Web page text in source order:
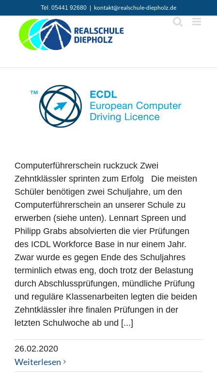
Inhalt
springen
Tel. 05441 92680 kontakt@realschule-diepholz.de
Computerführerschein ruckzuck Zwei
Zehntklässler sprinten zum Erfolg Die meisten
Schüler benötigen zwei Schuljahre, um den
Computerführerschein an unserer Schule zu
erwerben (siehe unten). Lennart Spreen und
Philipp Grabs absolvierten die vier Prüfungen
des ICDL Workforce Base in nur einem Jahr.
Zwar wurde es gegen Ende des Schuljahres
terminlich etwas eng, doch trotz der Belastung
durch Abschlussprüfungen, mündliche Prüfung
und reguläre Klassenarbeiten legten die beiden
Zehntklässler ihre finalen Prüfungen in der
letzten Schulwoche ab und [...]
26.02.2020
Weiterlesen